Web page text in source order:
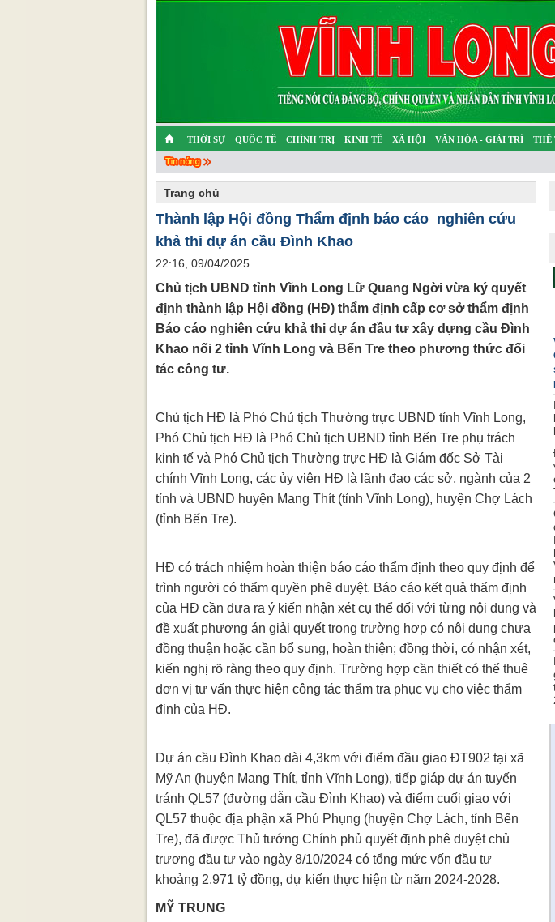
THỜI SỰ QUỐC TẾ CHÍNH TRỊ KINH TẾ XÃ HỘI VĂN HÓA - GIẢI TRÍ THỂ
CHUYỆN TỬ TẾ
Trang chủ
Thành lập Hội đồng Thẩm định báo cáo nghiên cứu
khả thi dự án cầu Đình Khao
22:16, 09/04/2025
Chủ tịch UBND tỉnh Vĩnh Long Lữ Quang Ngời vừa ký quyết
định thành lập Hội đồng (HĐ) thẩm định cấp cơ sở thẩm định
Báo cáo nghiên cứu khả thi dự án đầu tư xây dựng cầu Đình
Khao nối 2 tỉnh Vĩnh Long và Bến Tre theo phương thức đối
tác công tư.
Chủ tịch HĐ là Phó Chủ tịch Thường trực UBND tỉnh Vĩnh Long,
Phó Chủ tịch HĐ là Phó Chủ tịch UBND tỉnh Bến Tre phụ trách
kinh tế và Phó Chủ tịch Thường trực HĐ là Giám đốc Sở Tài
chính Vĩnh Long, các ủy viên HĐ là lãnh đạo các sở, ngành của 2
tỉnh và UBND huyện Mang Thít (tỉnh Vĩnh Long), huyện Chợ Lách
(tỉnh Bến Tre).
HĐ có trách nhiệm hoàn thiện báo cáo thẩm định theo quy định để
trình người có thẩm quyền phê duyệt. Báo cáo kết quả thẩm định
của HĐ cần đưa ra ý kiến nhận xét cụ thể đối với từng nội dung và
đề xuất phương án giải quyết trong trường hợp có nội dung chưa
đồng thuận hoặc cần bổ sung, hoàn thiện; đồng thời, có nhận xét,
kiến nghị rõ ràng theo quy định. Trường hợp cần thiết có thể thuê
đơn vị tư vấn thực hiện công tác thẩm tra phục vụ cho việc thẩm
định của HĐ.
Dự án cầu Đình Khao dài 4,3km với điểm đầu giao ĐT902 tại xã
Mỹ An (huyện Mang Thít, tỉnh Vĩnh Long), tiếp giáp dự án tuyến
tránh QL57 (đường dẫn cầu Đình Khao) và điểm cuối giao với
QL57 thuộc địa phận xã Phú Phụng (huyện Chợ Lách, tỉnh Bến
Tre), đã được Thủ tướng Chính phủ quyết định phê duyệt chủ
trương đầu tư vào ngày 8/10/2024 có tổng mức vốn đầu tư
khoảng 2.971 tỷ đồng, dự kiến thực hiện từ năm 2024-2028.
MỸ TRUNG